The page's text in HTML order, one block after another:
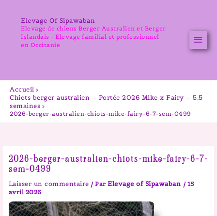
contenuElevage Of Sipawaban
Elevage de chiens Berger Australien et Berger
Islandais - Elevage familial et professionnel
en Occitanie
Accueil
Chiots berger australien – Portée 2026 Mike x Fairy – 5,5
semaines
2026-berger-australien-chiots-mike-fairy-6-7-sem-0499
2026-berger-australien-chiots-mike-fairy-6-7-
sem-0499
Laisser un commentaire / ParElevage of Sipawaban / 15
avril 2026